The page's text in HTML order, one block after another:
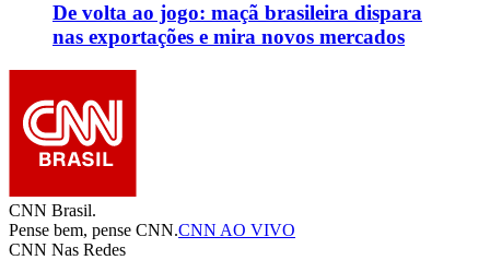
De volta ao jogo: maçã brasileira dispara
nas exportações e mira novos mercados
CNN Brasil.
Pense bem, pense CNN.CNN AO VIVO
CNN Nas Redes